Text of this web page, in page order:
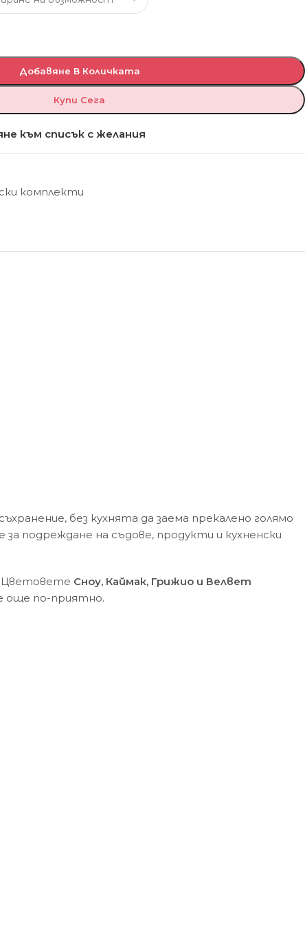
Добавяне В Количката
Купи Сега
към списък с желания
комплекти
без кухнята да заема прекалено голямо
подреждане на съдове, продукти и кухненски
Цветовете Сноу, Каймак, Грижио и Велвет
още по-приятно.